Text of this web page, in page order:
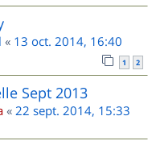
« 13 oct. 2014, 16:40
1 2
Sept 2013
« 22 sept. 2014, 15:33